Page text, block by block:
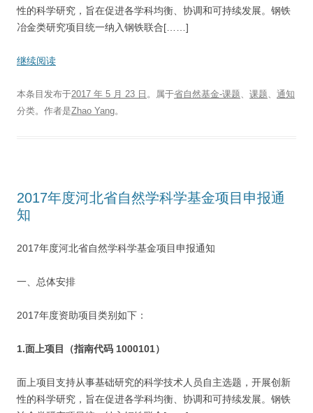
性的科学研究，旨在促进各学科均衡、协调和可持续发展。钢铁
冶金类研究项目统一纳入钢铁联合[……]
继续阅读
本条目发布于2017 年 5 月 23 日 。属于省自然基金-课题、 课题、 通知
分类。 作者是Zhao Yang。
2017年度河北省自然学科学基金项目申报通
知
2017年度河北省自然学科学基金项目申报通知
一、总体安排
2017年度资助项目类别如下：
1.面上项目（指南代码 1000101）
面上项目支持从事基础研究的科学技术人员自主选题，开展创新
性的科学研究，旨在促进各学科均衡、协调和可持续发展。钢铁